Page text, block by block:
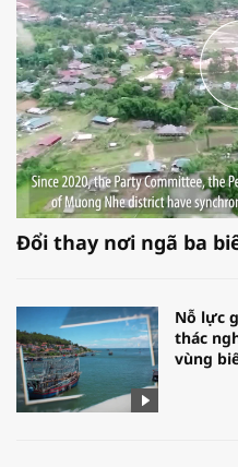
Đổi thay nơi ngã ba
Nỗ lực
thác
vùng